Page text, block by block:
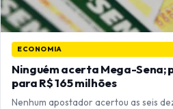
ECONOMIA
Ninguém acerta Mega-Sena;
para R$ 165 milhões
Nenhum apostador acertou as seis